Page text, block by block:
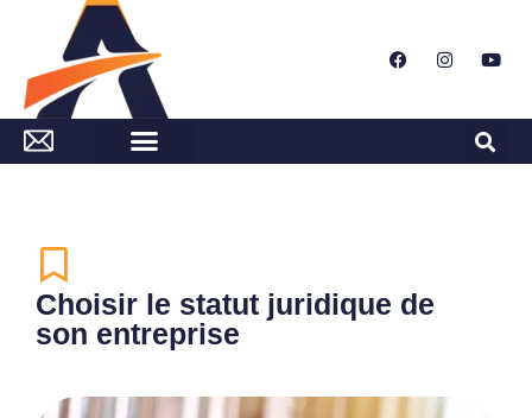
Choisir le statut juridique de
son entreprise